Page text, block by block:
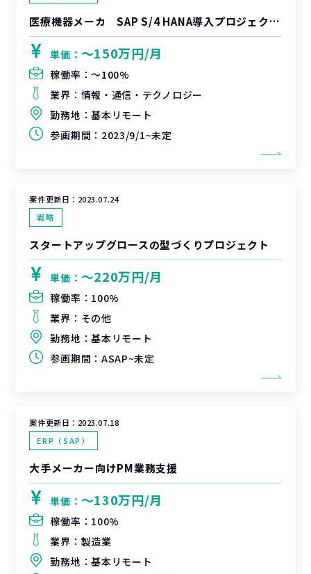
医療機器メーカ SAP S/4 HANA導入プロジェクト（ソリューションアーキテクト）
単価： 〜150万円/月
稼働率：〜100%
業界： 情報・通信・テクノロジー
勤務地：基本リモート
参画期間： 2023/9/1~未定
案件更新日： 2023.07.24
戦略
スタートアップグロースの型づくりプロジェクト
単価： 〜220万円/月
稼働率： 100%
業界： その他
勤務地：基本リモート
参画期間： ASAP~未定
案件更新日： 2023.07.18
ERP（SAP）
大手メーカー向けPM業務支援
単価： 〜130万円/月
稼働率： 100%
業界： 製造業
勤務地：基本リモート